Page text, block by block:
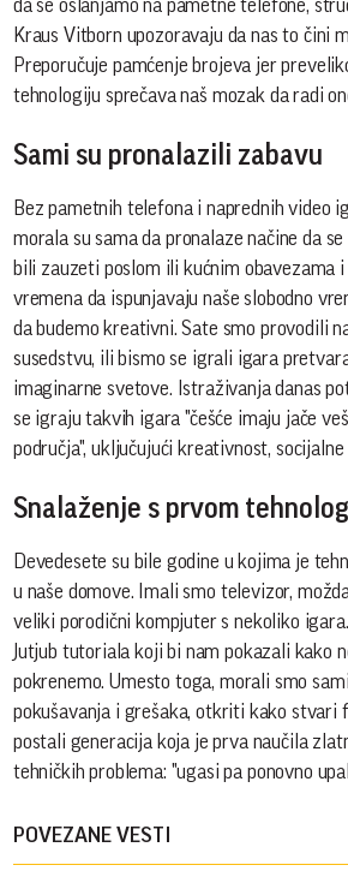
da se oslanjamo na pametne telefone,
Kraus Vitborn upozoravaju da nas to čini
Preporučuje pamćenje brojeva jer
tehnologiju sprečava naš mozak da radi
Sami su pronalazili zabavu
Bez pametnih telefona i naprednih video
morala su sama da pronalaze načine da
bili zauzeti poslom ili kućnim obavezama
vremena da ispunjavaju naše slobodno
da budemo kreativni. Sate smo provodili
susedstvu, ili bismo se igrali igara
imaginarne svetove. Istraživanja danas
se igraju takvih igara "češće imaju jače
područja", uključujući kreativnost,
Snalaženje s prvom
Devedesete su bile godine u kojima je
u naše domove. Imali smo televizor,
veliki porodični kompjuter s nekoliko
Jutjub tutoriala koji bi nam pokazali kako
pokrenemo. Umesto toga, morali smo
pokušavanja i grešaka, otkriti kako stvari
postali generacija koja je prva naučila
tehničkih problema: "ugasi pa ponovno
POVEZANE VESTI